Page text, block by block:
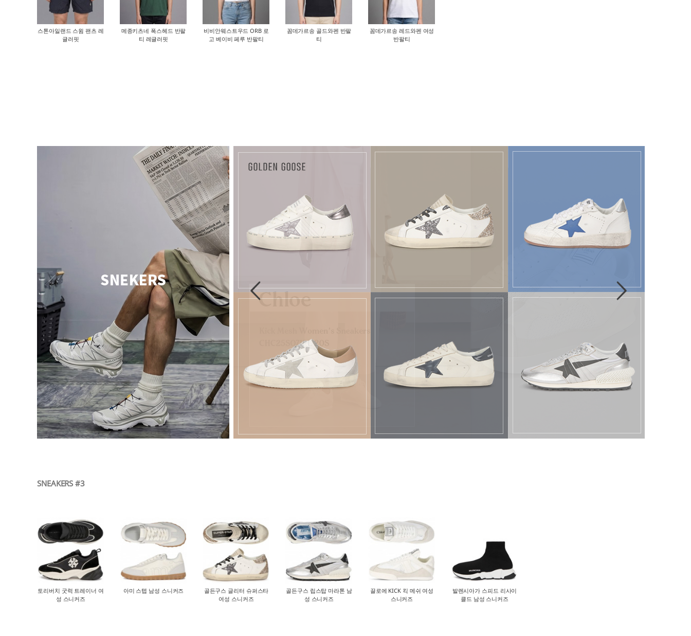
스톤아일랜드 스윔 팬츠 레
귤러핏
메종키츠네 폭스헤드 반팔
티 레귤러핏
비비안웨스트우드 ORB 로
고 베이비 페루 반팔티
꼼데가르송 골드와펜 반팔
티
꼼데가르송 레드와펜 여성
반팔티
SNEAKERS #3
토리버치 굿럭 트레이너 여
성 스니커즈
아미 스텝 남성 스니커즈
골든구스 글리터 슈퍼스타
여성 스니커즈
골든구스 립스탑 마라톤 남
성 스니커즈
끌로에 KICK 킥 메쉬 여성
스니커즈
발렌시아가 스피드 리사이
클드 남성 스니커즈